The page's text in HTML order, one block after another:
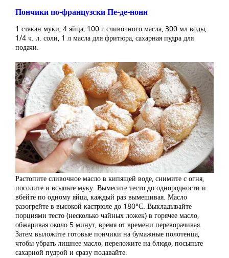
Пончики по-французски Пе-де-нонн
1 стакан муки, 4 яйца, 100 г сливочного масла, 300 мл воды,
1/4 ч. л. соли, 1 л масла для фритюра, сахарная пудра для
подачи.
Растопите сливочное масло в кипящей воде, снимите с огня,
посолите и всыпьте муку. Вымесите тесто до однородности и
вбейте по одному яйца, каждый раз вымешивая. Масло
разогрейте в высокой кастрюле до 180°С. Выкладывайте
порциями тесто (несколько чайных ложек) в горячее масло,
обжаривая около 5 минут, время от времени переворачивая.
Затем выложите готовые пончики на бумажные полотенца,
чтобы убрать лишнее масло, переложите на блюдо, посыпьте
сахарной пудрой и сразу подавайте.